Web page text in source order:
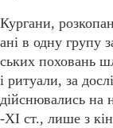
Кургани,
ані в одну групу
ських поховань
і ритуали, за
дійснювались на
-XI ст., лише з